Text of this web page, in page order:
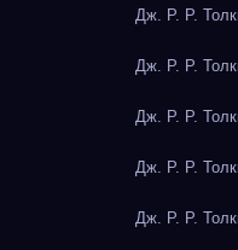
Дж. Р. Р.
Дж. Р. Р.
Дж. Р. Р.
Дж. Р. Р.
Дж. Р. Р.